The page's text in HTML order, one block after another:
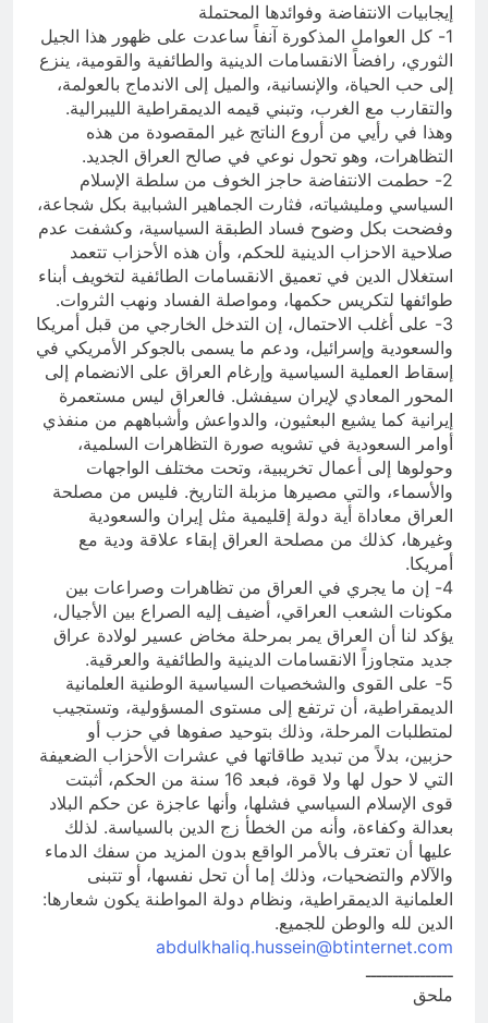
إيجابيات الانتفاضة وفوائدها المحتملة
1- كل العوامل المذكورة آنفاً ساعدت على ظهور هذا الجيل
الثوري، رافضاً الانقسامات الدينية والطائفية والقومية، ينزع
إلى حب الحياة، والإنسانية، والميل إلى الاندماج بالعولمة،
والتقارب مع الغرب، وتبني قيمه الديمقراطية الليبرالية.
وهذا في رأيي من أروع الناتج غير المقصودة من هذه
التظاهرات، وهو تحول نوعي في صالح العراق الجديد.
2- حطمت الانتفاضة حاجز الخوف من سلطة الإسلام
السياسي ومليشياته، فثارت الجماهير الشبابية بكل شجاعة،
وفضحت بكل وضوح فساد الطبقة السياسية، وكشفت عدم
صلاحية الاحزاب الدينية للحكم، وأن هذه الأحزاب تتعمد
استغلال الدين في تعميق الانقسامات الطائفية لتخويف أبناء
طوائفها لتكريس حكمها، ومواصلة الفساد ونهب الثروات.
3- على أغلب الاحتمال، إن التدخل الخارجي من قبل أمريكا
والسعودية وإسرائيل، ودعم ما يسمى بالجوكر الأمريكي في
إسقاط العملية السياسية وإرغام العراق على الانضمام إلى
المحور المعادي لإيران سيفشل. فالعراق ليس مستعمرة
إيرانية كما يشيع البعثيون، والدواعش وأشباههم من منفذي
أوامر السعودية في تشويه صورة التظاهرات السلمية،
وحولوها إلى أعمال تخريبية، وتحت مختلف الواجهات
والأسماء، والتي مصيرها مزبلة التاريخ. فليس من مصلحة
العراق معاداة أية دولة إقليمية مثل إيران والسعودية
وغيرها، كذلك من مصلحة العراق إبقاء علاقة ودية مع
أمريكا.
4- إن ما يجري في العراق من تظاهرات وصراعات بين
مكونات الشعب العراقي، أضيف إليه الصراع بين الأجيال،
يؤكد لنا أن العراق يمر بمرحلة مخاض عسير لولادة عراق
جديد متجاوزاً الانقسامات الدينية والطائفية والعرقية.
5- على القوى والشخصيات السياسية الوطنية العلمانية
الديمقراطية، أن ترتفع إلى مستوى المسؤولية، وتستجيب
لمتطلبات المرحلة، وذلك بتوحيد صفوها في حزب أو
حزبين، بدلاً من تبديد طاقاتها في عشرات الأحزاب الضعيفة
التي لا حول لها ولا قوة، فبعد 16 سنة من الحكم، أثبتت
قوى الإسلام السياسي فشلها، وأنها عاجزة عن حكم البلاد
بعدالة وكفاءة، وأنه من الخطأ زج الدين بالسياسة. لذلك
عليها أن تعترف بالأمر الواقع بدون المزيد من سفك الدماء
والآلام والتضحيات، وذلك إما أن تحل نفسها، أو تتبنى
العلمانية الديمقراطية، ونظام دولة المواطنة يكون شعارها:
الدين لله والوطن للجميع.
abdulkhaliq.hussein@btinternet.com
ــــــــــــــــ
ملحق